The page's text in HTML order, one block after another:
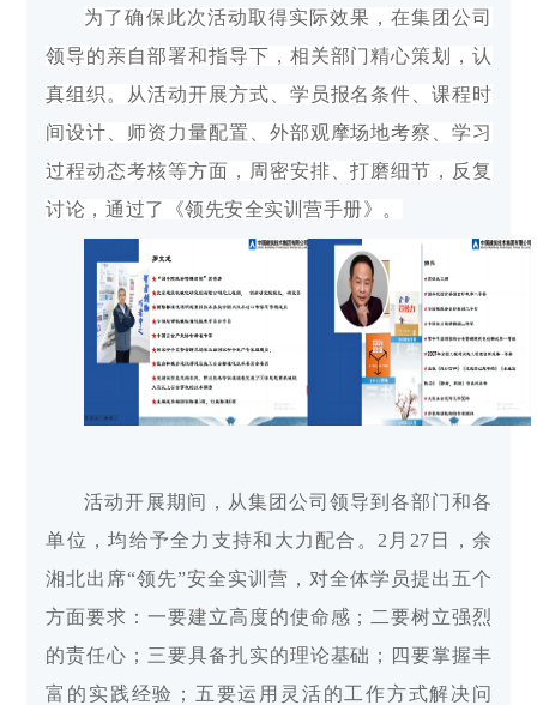
为了确保此次活动取得实际效果，在集团公司
领导的亲自部署和指导下，相关部门精心策划，认
真组织。从活动开展方式、学员报名条件、课程时
间设计、师资力量配置、外部观摩场地考察、学习
过程动态考核等方面，周密安排、打磨细节，反复
讨论，通过了《领先安全实训营手册》。
活动开展期间，从集团公司领导到各部门和各
单位，均给予全力支持和大力配合。2月27日，余
湘北出席“领先”安全实训营，对全体学员提出五个
方面要求：一要建立高度的使命感；二要树立强烈
的责任心；三要具备扎实的理论基础；四要掌握丰
富的实践经验；五要运用灵活的工作方式解决问